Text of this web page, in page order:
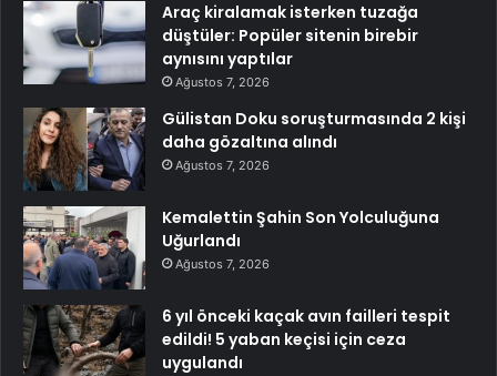
Araç kiralamak isterken tuzağa
düştüler: Popüler sitenin birebir
aynısını yaptılar
Ağustos 7, 2026
Gülistan Doku soruşturmasında 2 kişi
daha gözaltına alındı
Ağustos 7, 2026
Kemalettin Şahin Son Yolculuğuna
Uğurlandı
Ağustos 7, 2026
6 yıl önceki kaçak avın failleri tespit
edildi! 5 yaban keçisi için ceza
uygulandı